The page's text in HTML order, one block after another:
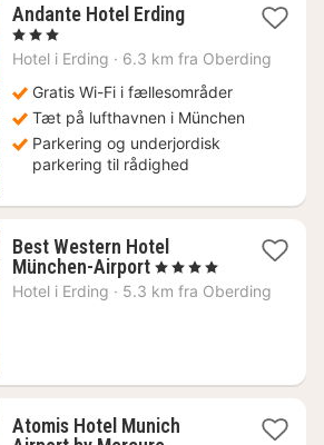
Andante Hotel Erding1
fra
kr.
, 3 Stjerner
Hotel i Erding · 6.3 km fra Oberding
Gratis Wi-Fi i fællesområder
Tæt på lufthavnen i München
Parkering og underjordisk
parkering til rådighed
Best Western Hotel
München-Airport1
nat
, 4 Stjerner
Hotel i Erding · 5.3 km fra Oberding
Atomis Hotel Munich